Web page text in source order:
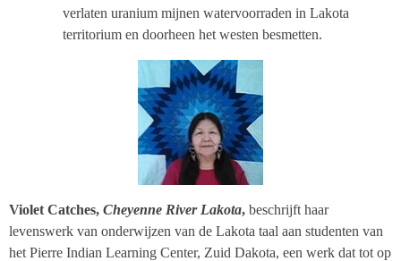
verlaten uranium mijnen watervoorraden in Lakota
territorium en doorheen het westen besmetten.
Violet Catches, Cheyenne River Lakota, beschrijft haar
levenswerk van onderwijzen van de Lakota taal aan studenten van
het Pierre Indian Learning Center, Zuid Dakota, een werk dat tot op